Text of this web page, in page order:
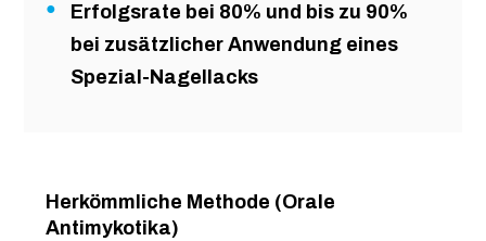
Erfolgsrate bei 80% und bis zu 90%
bei zusätzlicher Anwendung eines
Spezial-Nagellacks
Herkömmliche Methode (Orale
Antimykotika)